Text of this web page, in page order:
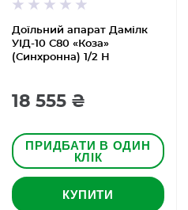
Доїльний апарат Дамілк
УІД-10 С80 «Коза»
(Синхронна) 1/2 Н
18 555 ₴
ПРИДБАТИ В ОДИН
КЛІК
КУПИТИ